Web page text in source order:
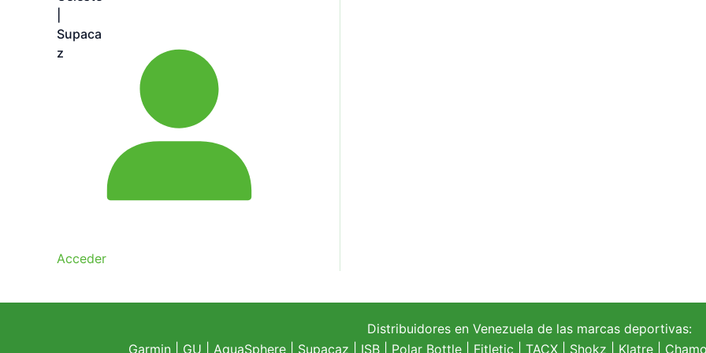
Acceder
Distribuidores en Venezuela de las marcas deportivas:
Garmin| GU AquaSphere| Supacaz | ISB | Polar Bottle| Fitletic TACX| Shokz Klatre|